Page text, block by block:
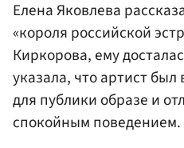
Елена Яковлева
«короля российской
Киркорова, ему
указала, что артист
для публики образе и
спокойным поведением.